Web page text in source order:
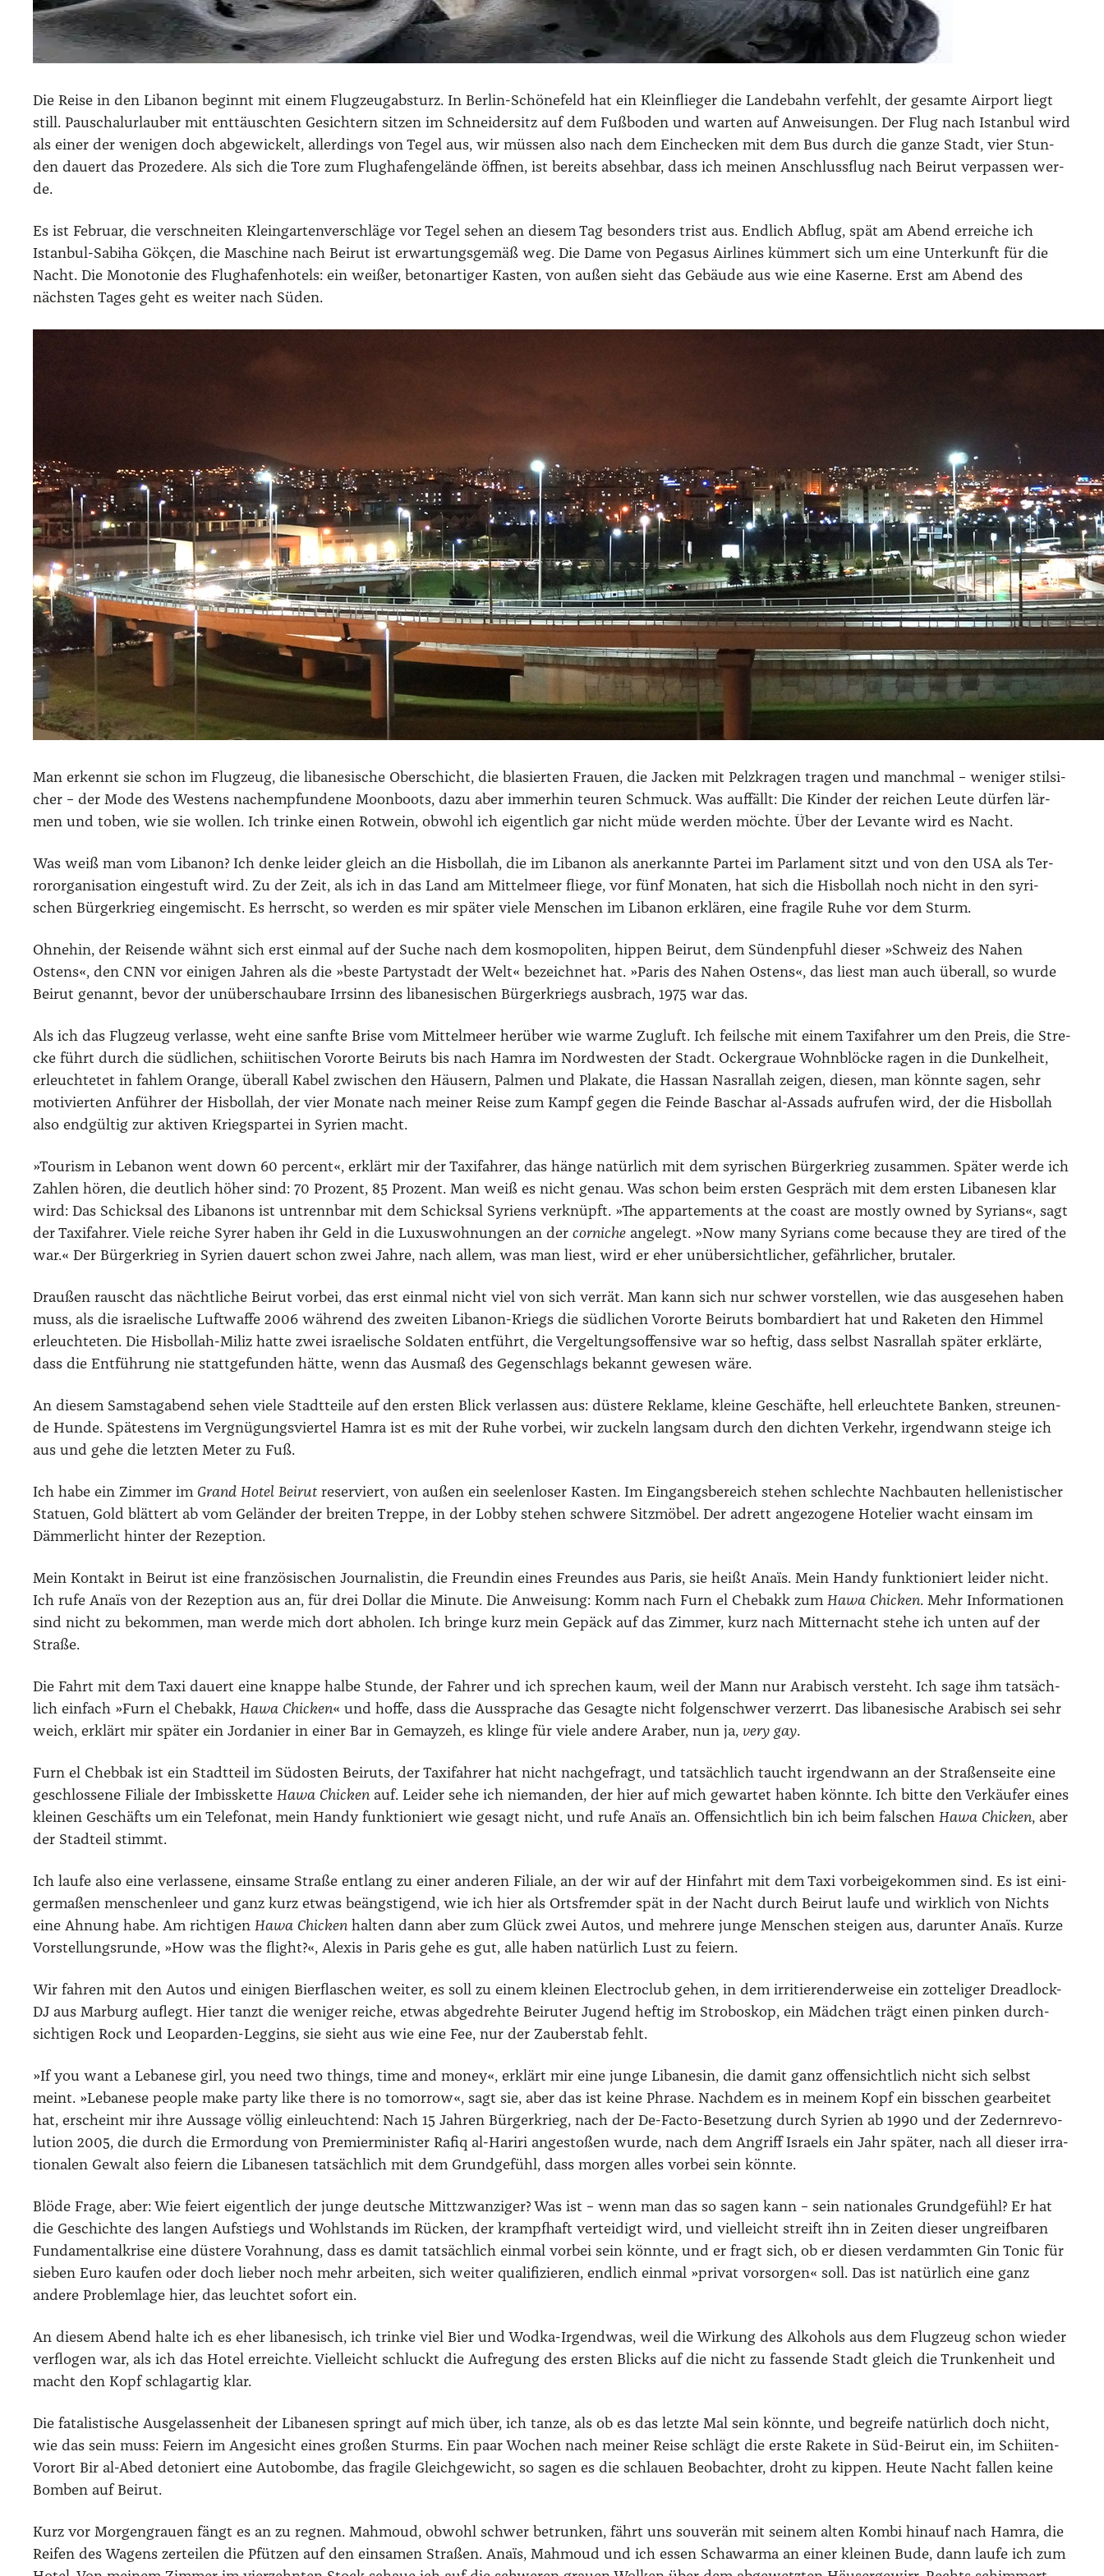
Die Rei­se in den Liba­non beginnt mit einem Flug­zeug­ab­sturz. In Ber­lin-Schö­ne­feld hat ein Klein­flie­ger die Lan­de­bahn ver­fehlt, der gesam­te Air­port liegt
still. Pau­schal­ur­lau­ber mit ent­täusch­ten Gesich­tern sit­zen im Schnei­der­sitz auf dem Fuß­bo­den und war­ten auf Anwei­sun­gen. Der Flug nach Istan­bul wird
als einer der weni­gen doch abge­wi­ckelt, aller­dings von Tegel aus, wir müs­sen also nach dem Ein­che­cken mit dem Bus durch die gan­ze Stadt, vier Stun­
den dau­ert das Pro­ze­de­re. Als sich die Tore zum Flug­ha­fen­ge­län­de öff­nen, ist bereits abseh­bar, dass ich mei­nen Anschluss­flug nach Bei­rut ver­pas­sen wer­
de.
Es ist Febru­ar, die ver­schnei­ten Klein­gar­ten­ver­schlä­ge vor Tegel sehen an die­sem Tag beson­ders trist aus. End­lich Abflug, spät am Abend errei­che ich
Istan­bul-Sabi­ha Gök­çen, die Maschi­ne nach Bei­rut ist erwar­tungs­ge­mäß weg. Die Dame von Pega­sus Air­lines küm­mert sich um eine Unter­kunft für die
Nacht. Die Mono­to­nie des Flug­ha­fen­ho­tels: ein wei­ßer, beton­ar­ti­ger Kas­ten, von außen sieht das Gebäu­de aus wie eine Kaser­ne. Erst am Abend des
nächs­ten Tages geht es wei­ter nach Süden.
Man erkennt sie schon im Flug­zeug, die liba­ne­si­sche Ober­schicht, die bla­sier­ten Frau­en, die Jacken mit Pelz­kra­gen tra­gen und manch­mal – weni­ger stil­si­
cher – der Mode des Wes­tens nach­emp­fun­de­ne Moon­boots, dazu aber immer­hin teu­ren Schmuck. Was auf­fällt: Die Kin­der der rei­chen Leu­te dür­fen lär­
men und toben, wie sie wol­len. Ich trin­ke einen Rot­wein, obwohl ich eigent­lich gar nicht müde wer­den möch­te. Über der Levan­te wird es Nacht.
Was weiß man vom Liba­non? Ich den­ke lei­der gleich an die His­bol­lah, die im Liba­non als aner­kann­te Par­tei im Par­la­ment sitzt und von den USA als Ter­
ror­or­ga­ni­sa­ti­on ein­ge­stuft wird. Zu der Zeit, als ich in das Land am Mit­tel­meer flie­ge, vor fünf Mona­ten, hat sich die His­bol­lah noch nicht in den syri­
schen Bür­ger­krieg ein­ge­mischt. Es herrscht, so wer­den es mir spä­ter vie­le Men­schen im Liba­non erklä­ren, eine fra­gi­le Ruhe vor dem Sturm.
Ohne­hin, der Rei­sen­de wähnt sich erst ein­mal auf der Suche nach dem kos­mo­po­li­ten, hip­pen Bei­rut, dem Sün­den­pfuhl die­ser »Schweiz des Nahen
Ostens«, den CNN vor eini­gen Jah­ren als die »bes­te Par­ty­stadt der Welt« bezeich­net hat. »Paris des Nahen Ostens«, das liest man auch über­all, so wur­de
Bei­rut genannt, bevor der unüber­schau­ba­re Irr­sinn des liba­ne­si­schen Bür­ger­kriegs aus­brach, 1975 war das.
Als ich das Flug­zeug ver­las­se, weht eine sanf­te Bri­se vom Mit­tel­meer her­über wie war­me Zug­luft. Ich feil­sche mit einem Taxi­fah­rer um den Preis, die Stre­
cke führt durch die süd­li­chen, schii­ti­schen Vor­or­te Bei­ruts bis nach Ham­ra im Nord­wes­ten der Stadt. Ocker­graue Wohn­blö­cke ragen in die Dun­kel­heit,
erleuch­te­tet in fah­lem Oran­ge, über­all Kabel zwi­schen den Häu­sern, Pal­men und Pla­ka­te, die Hassan Nas­ral­lah zei­gen, die­sen, man könn­te sagen, sehr
moti­vier­ten Anfüh­rer der His­bol­lah, der vier Mona­te nach mei­ner Rei­se zum Kampf gegen die Fein­de Baschar al-Assads auf­ru­fen wird, der die His­bol­lah
also end­gül­tig zur akti­ven Kriegs­par­tei in Syri­en macht.
»Tou­rism in Leba­non went down 60 per­cent«, erklärt mir der Taxi­fah­rer, das hän­ge natür­lich mit dem syri­schen Bür­ger­krieg zusam­men. Spä­ter wer­de ich
Zah­len hören, die deut­lich höher sind: 70 Pro­zent, 85 Pro­zent. Man weiß es nicht genau. Was schon beim ers­ten Gespräch mit dem ers­ten Liba­ne­sen klar
wird: Das Schick­sal des Liba­nons ist untrenn­bar mit dem Schick­sal Syri­ens ver­knüpft. »The appar­te­ments at the coast are most­ly owned by Syri­ans«, sagt
der Taxi­fah­rer. Vie­le rei­che Syrer haben ihr Geld in die Luxus­woh­nun­gen an der cor­ni­che ange­legt. »Now many Syri­ans come becau­se they are tired of the
war.« Der Bür­ger­krieg in Syri­en dau­ert schon zwei Jah­re, nach allem, was man liest, wird er eher unüber­sicht­li­cher, gefähr­li­cher, bru­ta­ler.
Drau­ßen rauscht das nächt­li­che Bei­rut vor­bei, das erst ein­mal nicht viel von sich ver­rät. Man kann sich nur schwer vor­stel­len, wie das aus­ge­se­hen haben
muss, als die israe­li­sche Luft­waf­fe 2006 wäh­rend des zwei­ten Liba­non-Kriegs die süd­li­chen Vor­or­te Bei­ruts bom­bar­diert hat und Rake­ten den Him­mel
erleuch­te­ten. Die His­bol­lah-Miliz hat­te zwei israe­li­sche Sol­da­ten ent­führt, die Ver­gel­tungs­of­fen­si­ve war so hef­tig, dass selbst Nas­ral­lah spä­ter erklär­te,
dass die Ent­füh­rung nie statt­ge­fun­den hät­te, wenn das Aus­maß des Gegen­schlags bekannt gewe­sen wäre.
An die­sem Sams­tag­abend sehen vie­le Stadt­tei­le auf den ers­ten Blick ver­las­sen aus: düs­te­re Rekla­me, klei­ne Geschäf­te, hell erleuch­te­te Ban­ken, streu­nen­
de Hun­de. Spä­tes­tens im Ver­gnü­gungs­vier­tel Ham­ra ist es mit der Ruhe vor­bei, wir zuckeln lang­sam durch den dich­ten Ver­kehr, irgend­wann stei­ge ich
aus und gehe die letz­ten Meter zu Fuß.
Ich habe ein Zim­mer im Grand Hotel Bei­rut reser­viert, von außen ein see­len­lo­ser Kas­ten. Im Ein­gangs­be­reich ste­hen schlech­te Nach­bau­ten hel­le­nis­ti­scher
Sta­tu­en, Gold blät­tert ab vom Gelän­der der brei­ten Trep­pe, in der Lob­by ste­hen schwe­re Sitz­mö­bel. Der adrett ange­zo­ge­ne Hote­lier wacht ein­sam im
Däm­mer­licht hin­ter der Rezep­ti­on.
Mein Kon­takt in Bei­rut ist eine fran­zö­si­schen Jour­na­lis­tin, die Freun­din eines Freun­des aus Paris, sie heißt Anaïs. Mein Han­dy funk­tio­niert lei­der nicht.
Ich rufe Anaïs von der Rezep­ti­on aus an, für drei Dol­lar die Minu­te. Die Anwei­sung: Komm nach Furn el Che­bakk zum Hawa Chi­cken. Mehr Infor­ma­tio­nen
sind nicht zu bekom­men, man wer­de mich dort abho­len. Ich brin­ge kurz mein Gepäck auf das Zim­mer, kurz nach Mit­ter­nacht ste­he ich unten auf der
Stra­ße.
Die Fahrt mit dem Taxi dau­ert eine knap­pe hal­be Stun­de, der Fah­rer und ich spre­chen kaum, weil der Mann nur Ara­bisch ver­steht. Ich sage ihm tat­säch­
lich ein­fach »Furn el Che­bakk, Hawa Chi­cken« und hof­fe, dass die Aus­spra­che das Gesag­te nicht fol­gen­schwer ver­zerrt. Das liba­ne­si­sche Ara­bisch sei sehr
weich, erklärt mir spä­ter ein Jor­da­ni­er in einer Bar in Gemay­zeh, es klin­ge für vie­le ande­re Ara­ber, nun ja, very gay.
Furn el Che­b­bak ist ein Stadt­teil im Süd­os­ten Bei­ruts, der Taxi­fah­rer hat nicht nach­ge­fragt, und tat­säch­lich taucht irgend­wann an der Stra­ßen­sei­te eine
geschlos­se­ne Filia­le der Imbiss­ket­te Hawa Chi­cken auf. Lei­der sehe ich nie­man­den, der hier auf mich gewar­tet haben könn­te. Ich bit­te den Ver­käu­fer eines
klei­nen Geschäfts um ein Tele­fo­nat, mein Han­dy funk­tio­niert wie gesagt nicht, und rufe Anaïs an. Offen­sicht­lich bin ich beim fal­schen Hawa Chi­cken, aber
der Stadteil stimmt.
Ich lau­fe also eine ver­las­se­ne, ein­sa­me Stra­ße ent­lang zu einer ande­ren Filia­le, an der wir auf der Hin­fahrt mit dem Taxi vor­bei­ge­kom­men sind. Es ist eini­
ger­ma­ßen men­schen­leer und ganz kurz etwas beängs­ti­gend, wie ich hier als Orts­frem­der spät in der Nacht durch Bei­rut lau­fe und wirk­lich von Nichts
eine Ahnung habe. Am rich­ti­gen Hawa Chi­cken hal­ten dann aber zum Glück zwei Autos, und meh­re­re jun­ge Men­schen stei­gen aus, dar­un­ter Anaïs. Kur­ze
Vor­stel­lungs­run­de, »How was the flight?«, Alexis in Paris gehe es gut, alle haben natür­lich Lust zu fei­ern.
Wir fah­ren mit den Autos und eini­gen Bier­fla­schen wei­ter, es soll zu einem klei­nen Elec­tro­club gehen, in dem irri­tie­ren­der­wei­se ein zot­te­li­ger Dre­ad­lock-
DJ aus Mar­burg auf­legt. Hier tanzt die weni­ger rei­che, etwas abge­dreh­te Bei­ru­ter Jugend hef­tig im Stro­bo­skop, ein Mäd­chen trägt einen pin­ken durch­
sich­ti­gen Rock und Leo­par­den-Leg­gins, sie sieht aus wie eine Fee, nur der Zau­ber­stab fehlt.
»If you want a Leba­ne­se girl, you need two things, time and money«, erklärt mir eine jun­ge Liba­ne­sin, die damit ganz offen­sicht­lich nicht sich selbst
meint. »Leba­ne­se peo­p­le make par­ty like the­re is no tomor­row«, sagt sie, aber das ist kei­ne Phra­se. Nach­dem es in mei­nem Kopf ein biss­chen gear­bei­tet
hat, erscheint mir ihre Aus­sa­ge völ­lig ein­leuch­tend: Nach 15 Jah­ren Bür­ger­krieg, nach der De-Fac­to-Beset­zung durch Syri­en ab 1990 und der Zedern­re­vo­
lu­ti­on 2005, die durch die Ermor­dung von Pre­mier­mi­nis­ter Rafiq al-Hari­ri ange­sto­ßen wur­de, nach dem Angriff Isra­els ein Jahr spä­ter, nach all die­ser irra­
tio­na­len Gewalt also fei­ern die Liba­ne­sen tat­säch­lich mit dem Grund­ge­fühl, dass mor­gen alles vor­bei sein könn­te.
Blö­de Fra­ge, aber: Wie fei­ert eigent­lich der jun­ge deut­sche Mitt­zwan­zi­ger? Was ist – wenn man das so sagen kann – sein natio­na­les Grund­ge­fühl? Er hat
die Geschich­te des lan­gen Auf­stiegs und Wohl­stands im Rücken, der krampf­haft ver­tei­digt wird, und viel­leicht streift ihn in Zei­ten die­ser ungreif­ba­ren
Fun­da­men­tal­kri­se eine düs­te­re Vor­ah­nung, dass es damit tat­säch­lich ein­mal vor­bei sein könn­te, und er fragt sich, ob er die­sen ver­damm­ten Gin Tonic für
sie­ben Euro kau­fen oder doch lie­ber noch mehr arbei­ten, sich wei­ter qua­li­fi­zie­ren, end­lich ein­mal »pri­vat vor­sor­gen« soll. Das ist natür­lich eine ganz
ande­re Pro­blem­la­ge hier, das leuch­tet sofort ein.
An die­sem Abend hal­te ich es eher liba­ne­sisch, ich trin­ke viel Bier und Wod­ka-Irgend­was, weil die Wir­kung des Alko­hols aus dem Flug­zeug schon wie­der
ver­flo­gen war, als ich das Hotel erreich­te. Viel­leicht schluckt die Auf­re­gung des ers­ten Blicks auf die nicht zu fas­sen­de Stadt gleich die Trun­ken­heit und
macht den Kopf schlag­ar­tig klar.
Die fata­lis­ti­sche Aus­ge­las­sen­heit der Liba­ne­sen springt auf mich über, ich tan­ze, als ob es das letz­te Mal sein könn­te, und begrei­fe natür­lich doch nicht,
wie das sein muss: Fei­ern im Ange­sicht eines gro­ßen Sturms. Ein paar Wochen nach mei­ner Rei­se schlägt die ers­te Rake­te in Süd-Bei­rut ein, im Schii­ten-
Vor­ort Bir al-Abed deto­niert eine Auto­bom­be, das fra­gi­le Gleich­ge­wicht, so sagen es die schlau­en Beob­ach­ter, droht zu kip­pen. Heu­te Nacht fal­len kei­ne
Bom­ben auf Bei­rut.
Kurz vor Mor­gen­grau­en fängt es an zu reg­nen. Mah­moud, obwohl schwer betrun­ken, fährt uns sou­ve­rän mit sei­nem alten Kom­bi hin­auf nach Ham­ra, die
Rei­fen des Wagens zer­tei­len die Pfüt­zen auf den ein­sa­men Stra­ßen. Anaïs, Mah­moud und ich essen Scha­warma an einer klei­nen Bude, dann lau­fe ich zum